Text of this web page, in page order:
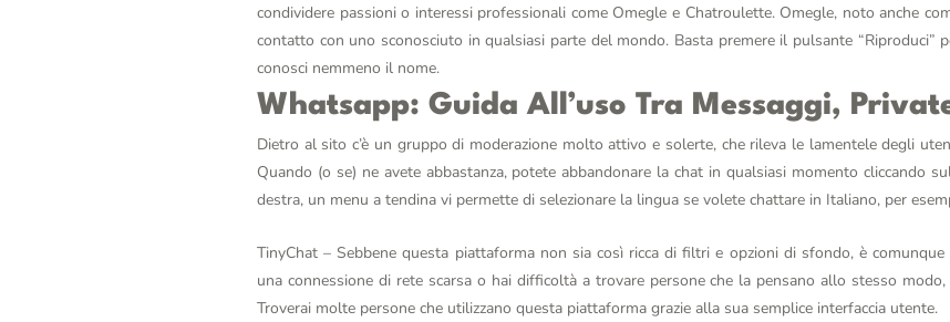
condividere passioni o interessi professionali come Omegle e Chatroulette. Omegle, noto anche
contatto con uno sconosciuto in qualsiasi parte del mondo. Basta premere il pulsante “Riproduci”
conosci nemmeno il nome.
Whatsapp: Guida All’uso Tra Messaggi,
Dietro al sito c’è un gruppo di moderazione molto attivo e solerte, che rileva le lamentele degli
Quando (o se) ne avete abbastanza, potete abbandonare la chat in qualsiasi momento cliccando
destra, un menu a tendina vi permette di selezionare la lingua se volete chattare in Italiano, per
TinyChat – Sebbene questa piattaforma non sia così ricca di filtri e opzioni di sfondo, è
una connessione di rete scarsa o hai difficoltà a trovare persone che la pensano allo stesso modo,
Troverai molte persone che utilizzano questa piattaforma grazie alla sua semplice interfaccia utente.